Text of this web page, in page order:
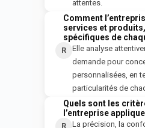
attentes.
Comment
services et
spécifiques de
R
Elle analyse
demande pour
personnalisées, en
particularités de
Quels sont les
l’entreprise
R
La précision, la